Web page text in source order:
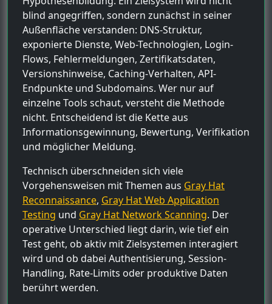
blind angegriffen, sondern zunächst in seiner
Außenfläche verstanden: DNS-Struktur,
exponierte Dienste, Web-Technologien, Login-
Flows, Fehlermeldungen, Zertifikatsdaten,
Versionshinweise, Caching-Verhalten, API-
Endpunkte und Subdomains. Wer nur auf
einzelne Tools schaut, versteht die Methode
nicht. Entscheidend ist die Kette aus
Informationsgewinnung, Bewertung, Verifikation
und möglicher Meldung.
Technisch überschneiden sich viele
Vorgehensweisen mit Themen aus Gray Hat
Reconnaissance, Gray Hat Web Application
Testing und Gray Hat Network Scanning. Der
operative Unterschied liegt darin, wie tief ein
Test geht, ob aktiv mit Zielsystemen interagiert
wird und ob dabei Authentisierung, Session-
Handling, Rate-Limits oder produktive Daten
berührt werden.